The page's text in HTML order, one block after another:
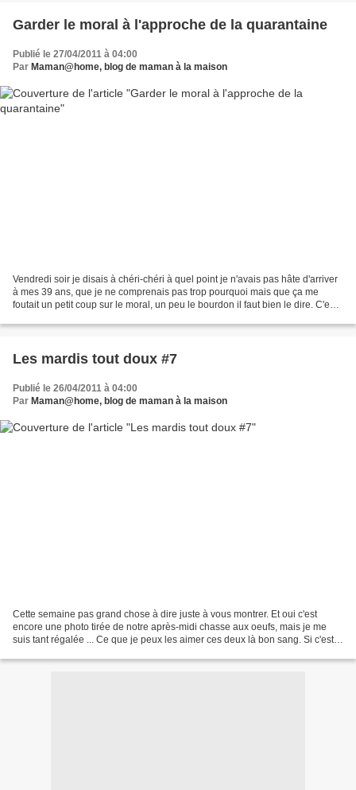
Garder le moral à l'approche de la quarantaine
Publié le 27/04/2011 à 04:00
Par Maman@home, blog de maman à la maison
Vendredi soir je disais à chéri-chéri à quel point je n'avais pas hâte d'arriver
à mes 39 ans, que je ne comprenais pas trop pourquoi mais que ça me
foutait un petit coup sur le moral, un peu le bourdon il faut bien le dire. C'est
Les mardis tout doux #7
Publié le 26/04/2011 à 04:00
Par Maman@home, blog de maman à la maison
Cette semaine pas grand chose à dire juste à vous montrer. Et oui c'est
encore une photo tirée de notre après-midi chasse aux oeufs, mais je me
suis tant régalée ... Ce que je peux les aimer ces deux là bon sang. Si c'est